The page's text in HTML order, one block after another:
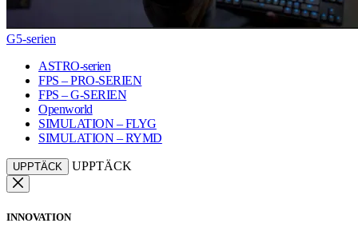
G5-serien
ASTRO-serien
FPS – PRO-SERIEN
FPS – G-SERIEN
Openworld
SIMULATION – FLYG
SIMULATION – RYMD
UPPTÄCK UPPTÄCK
INNOVATION